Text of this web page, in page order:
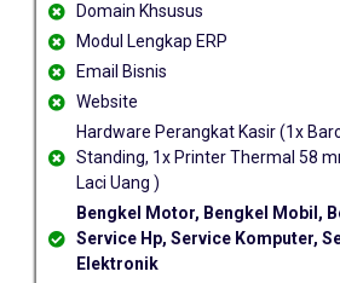
Domain Khsusus
Modul Lengkap ERP
Email Bisnis
Website
Hardware Perangkat Kasir (1x
Standing, 1x Printer Thermal 58
Laci Uang )
Bengkel Motor, Bengkel Mobil,
Service Hp, Service Komputer,
Elektronik